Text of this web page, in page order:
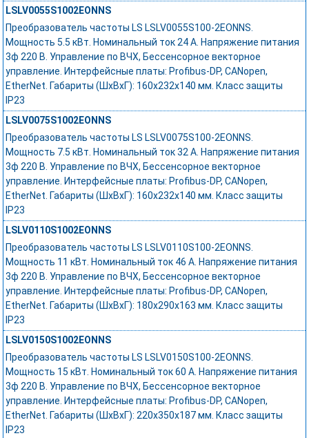
LSLV0055S1002EONNS
Преобразователь частоты LS LSLV0055S100-2EONNS.
Мощность 5.5 кВт. Номинальный ток 24 А. Напряжение питания
3ф 220 В. Управление по ВЧХ, Бессенсорное векторное
управление. Интерфейсные платы: Profibus-DP, CANopen,
EtherNet. Габариты (ШхВхГ): 160х232х140 мм. Класс защиты
IP23
LSLV0075S1002EONNS
Преобразователь частоты LS LSLV0075S100-2EONNS.
Мощность 7.5 кВт. Номинальный ток 32 А. Напряжение питания
3ф 220 В. Управление по ВЧХ, Бессенсорное векторное
управление. Интерфейсные платы: Profibus-DP, CANopen,
EtherNet. Габариты (ШхВхГ): 160х232х140 мм. Класс защиты
IP23
LSLV0110S1002EONNS
Преобразователь частоты LS LSLV0110S100-2EONNS.
Мощность 11 кВт. Номинальный ток 46 А. Напряжение питания
3ф 220 В. Управление по ВЧХ, Бессенсорное векторное
управление. Интерфейсные платы: Profibus-DP, CANopen,
EtherNet. Габариты (ШхВхГ): 180х290х163 мм. Класс защиты
IP23
LSLV0150S1002EONNS
Преобразователь частоты LS LSLV0150S100-2EONNS.
Мощность 15 кВт. Номинальный ток 60 А. Напряжение питания
3ф 220 В. Управление по ВЧХ, Бессенсорное векторное
управление. Интерфейсные платы: Profibus-DP, CANopen,
EtherNet. Габариты (ШхВхГ): 220х350х187 мм. Класс защиты
IP23